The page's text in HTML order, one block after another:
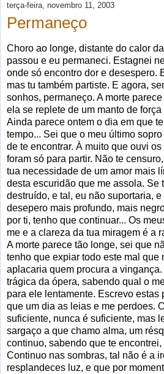
terça-feira, novembro 11, 2003
Permaneço
Choro ao longe, distante do calor
passou e eu permaneci. Estagnei
onde só encontro dor e desespero.
mas tu também partiste. E agora,
sonhos, permaneço. A morte
ela se replete de um manto de
Ainda parece ontem o dia em que
tempo... Sei que o meu último
de te encontrar. À muito que ouvi
foram só para partir. Não te
tua necessidade de um amor mais
desta escuridão que me assola. Se
destruído, e tal, eu não suportaria,
desepero mais profundo, mais
por ti, tenho que continuar... Os
me e a clareza da tua miragem é a
A morte parece tão longe, sei que
tenho que expiar todo este mal que
aplacaria quem procura a
trágica da ópera, sabendo qual o
para ele lentamente. Escrevo estas
que um dia as leias e me perdoes.
suficiente, nunca é suficiente, mas
sargaço a que chamo alma, um
continuo, sabendo que te encontrei,
Continuo nas sombras, tal não é a
resplandeces luz, e que por